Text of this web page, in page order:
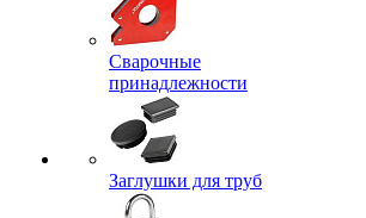
Сварочные
принадлежности
Заглушки для труб